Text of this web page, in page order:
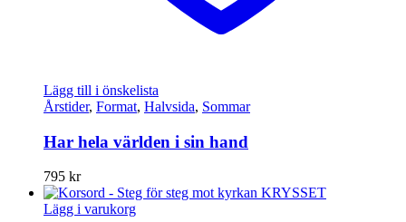
Lägg till i önskelista
Årstider, Format, Halvsida, Sommar
Har hela världen i sin hand
795 kr
Lägg i varukorg